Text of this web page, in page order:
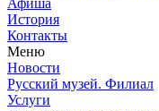
Афиша
История
Контакты
Меню
Новости
Русский музей. Филиал
Услуги